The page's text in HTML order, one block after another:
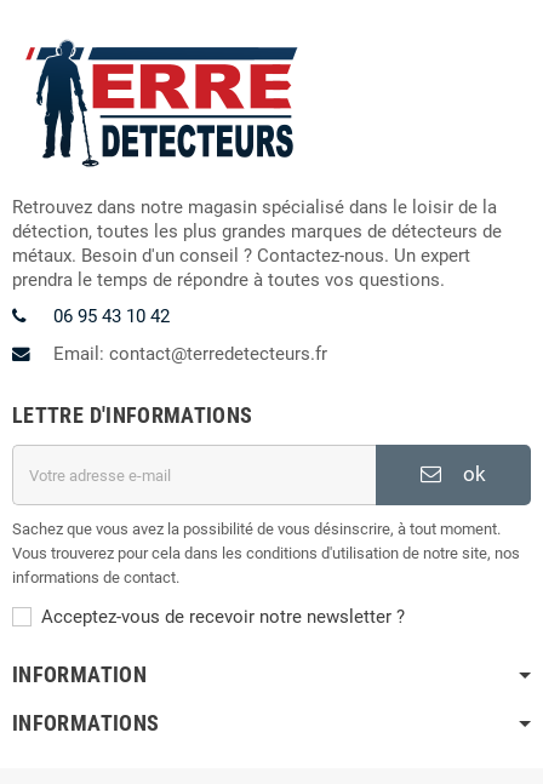
Retrouvez dans notre magasin spécialisé dans le loisir de la
détection, toutes les plus grandes marques de détecteurs de
métaux. Besoin d'un conseil ? Contactez-nous. Un expert
prendra le temps de répondre à toutes vos questions.
06 95 43 10 42
Email: contact@terredetecteurs.fr
LETTRE D'INFORMATIONS
ok
Sachez que vous avez la possibilité de vous désinscrire, à tout moment.
Vous trouverez pour cela dans les conditions d'utilisation de notre site, nos
informations de contact.
Acceptez-vous de recevoir notre newsletter ?
INFORMATION
INFORMATIONS